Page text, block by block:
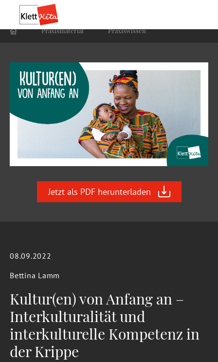
Praxis­material Praxis­wissen
Jetzt als PDF herunterladen
08.09.2022
Bettina Lamm
Kultur(en) von Anfang an –
Interkulturalität und
interkulturelle Kompetenz in
der Krippe